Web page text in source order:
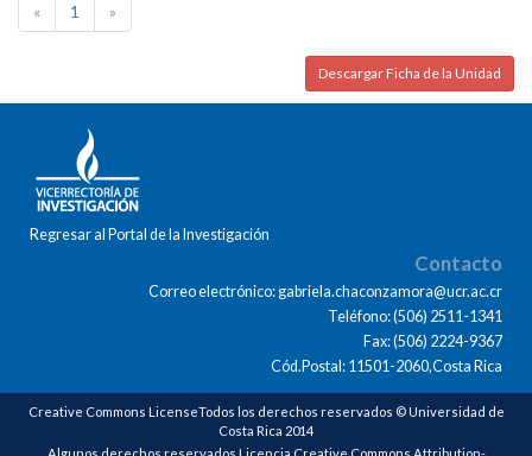
« 1 »
Descargar Ficha de la Unidad
Regresar al Portal de la Investigación
Contacto
Correo electrónico: gabriela.chaconzamora@ucr.ac.cr
Teléfono: (506) 2511-1341
Fax: (506) 2224-9367
Cód.Postal: 11501-2060,Costa Rica
Creative Commons LicenseTodos los derechos reservados © Universidad de
Costa Rica 2014